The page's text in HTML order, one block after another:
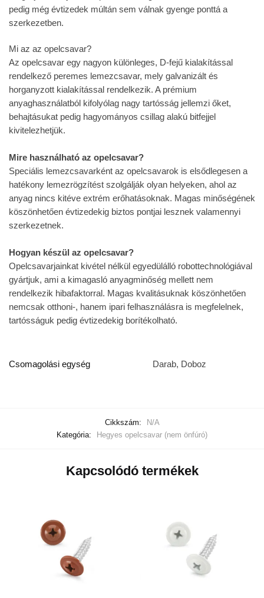
pedig még évtizedek múltán sem válnak gyenge ponttá a
szerkezetben.
Mi az az opelcsavar?
Az opelcsavar egy nagyon különleges, D-fejű kialakítással
rendelkező peremes lemezcsavar, mely galvanizált és
horganyzott kialakítással rendelkezik. A prémium
anyaghasználatból kifolyólag nagy tartósság jellemzi őket,
behajtásukat pedig hagyományos csillag alakú bitfejjel
kivitelezhetjük.
Mire használható az opelcsavar?
Speciális lemezcsavarként az opelcsavarok is elsődlegesen a
hatékony lemezrögzítést szolgálják olyan helyeken, ahol az
anyag nincs kitéve extrém erőhatásoknak. Magas minőségének
köszönhetően évtizedekig biztos pontjai lesznek valamennyi
szerkezetnek.
Hogyan készül az opelcsavar?
Opelcsavarjainkat kivétel nélkül egyedülálló robottechnológiával
gyártjuk, ami a kimagasló anyagminőség mellett nem
rendelkezik hibafaktorral. Magas kvalitásuknak köszönhetően
nemcsak otthoni-, hanem ipari felhasználásra is megfelelnek,
tartósságuk pedig évtizedekig borítékolható.
Csomagolási egység Darab, Doboz
Cikkszám:
N/A
Kategória:
Hegyes opelcsavar (nem önfúró)
Kapcsolódó termékek